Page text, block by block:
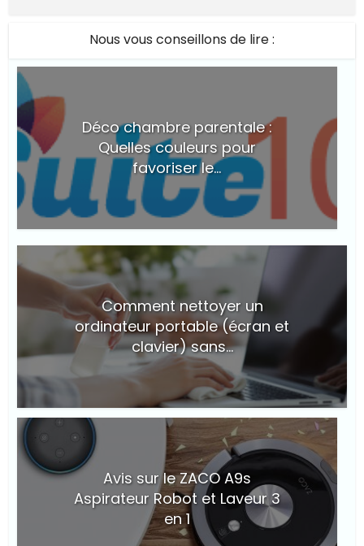
Nous vous conseillons de lire :
Déco chambre parentale :
Quelles couleurs pour
favoriser le...
© Suite101
Comment nettoyer un
ordinateur portable (écran et
clavier) sans...
Avis sur le ZACO A9s
Aspirateur Robot et Laveur 3
en 1